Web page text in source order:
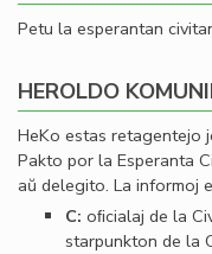
Petu la esperantan
HEROLDO
HeKo estas retagentejo
Pakto por la Esperanta
aŭ delegito. La informoj
C: oﬁcialaj de la
starpunkton de la